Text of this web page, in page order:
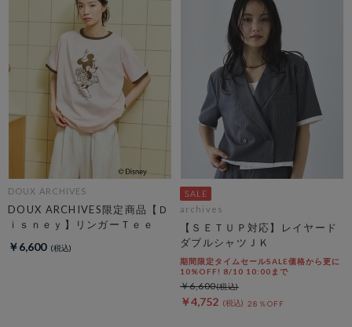
DOUX ARCHIVES
DOUX ARCHIVES限定商品【Ｄ
ｉｓｎｅｙ】リンガーＴｅｅ
￥6,600
archives
【ＳＥＴＵＰ対応】レイヤード
ダブルシャツＪＫ
期間限定タイムセールSALE価格から更に
10%OFF! 8/10 10:00まで
￥4,752 28％OFF
￥6,600